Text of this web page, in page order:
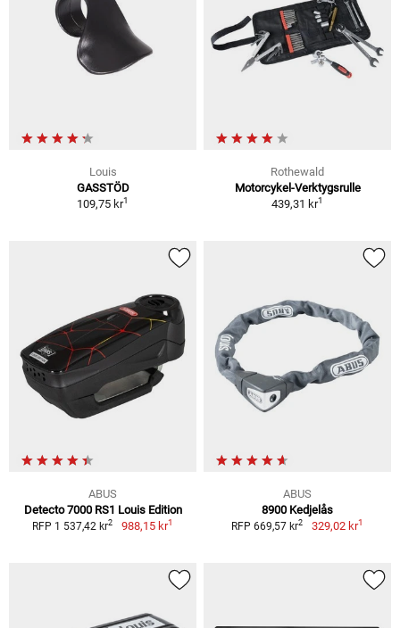
Louis
GASSTÖD
109,75 kr1
Rothewald
Motorcykel-Verktygsrulle
439,31 kr1
ABUS
Detecto 7000 RS1 Louis Edition
RFP 1 537,42 kr2 988,15 kr1
ABUS
8900 Kedjelås
RFP 669,57 kr2 329,02 kr1